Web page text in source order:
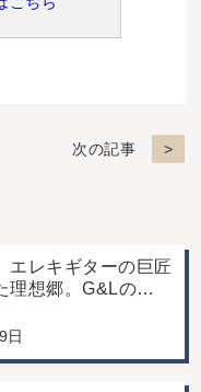
次の記事
エレキギターの巨匠
理想郷。G&Lの歴
日